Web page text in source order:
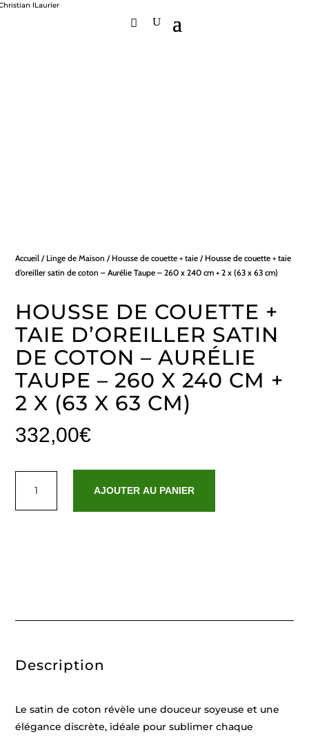
Accueil / Linge de Maison / Housse de couette + taie / Housse de couette + taie
d’oreiller satin de coton – Aurélie Taupe – 260 x 240 cm + 2 x (63 x 63 cm)
HOUSSE DE COUETTE +
TAIE D’OREILLER SATIN
DE COTON – AURÉLIE
TAUPE – 260 X 240 CM +
2 X (63 X 63 CM)
332,00€
Housse
-
cm
+
x
63
AJOUTER AU PANIER
Description
Le satin de coton révèle une douceur soyeuse et une
élégance discrète, idéale pour sublimer chaque